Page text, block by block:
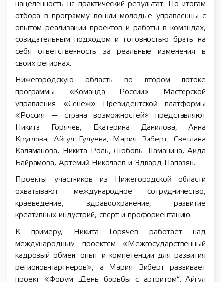
нацеленность на практический результат. По итогам
отбора в программу вошли молодые управленцы с
опытом реализации проектов и работы в командах,
созидательным подходом и готовностью брать на
себя ответственность за реальные изменения в
своих регионах.
Нижегородскую область во втором потоке
программы «Команда России» Мастерской
управления «Сенеж» Президентской платформы
«Россия — страна возможностей» представляют
Никита Горячев, Екатерина Данилова, Анна
Круглова, Айгул Гулуева, Мария Зиберт, Светлана
Каляманова, Никита Роль, Любовь Шаманина, Аида
Байрамова, Артемий Николаев и Эдвард Папазян.
Проекты участников из Нижегородской области
охватывают международное сотрудничество,
краеведение, здравоохранение, развитие
креативных индустрий, спорт и профориентацию.
К примеру, Никита Горячев работает над
международным проектом «Межгосударственный
кадровый обмен: опыт и компетенции для развития
регионов-партнеров», а Мария Зиберт развивает
проект «Форум „День борьбы с артритом“. Айгул